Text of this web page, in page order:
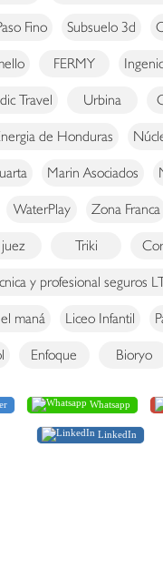
Fino Subsuelo 3d
FERMY
Travel Urbina
de Honduras
Marin Asociados
WaterPlay Zona Franca
juez Triki
y profesional seguros
maná Liceo Infantil
Enfoque Bioryo
Whatsapp
LinkedIn